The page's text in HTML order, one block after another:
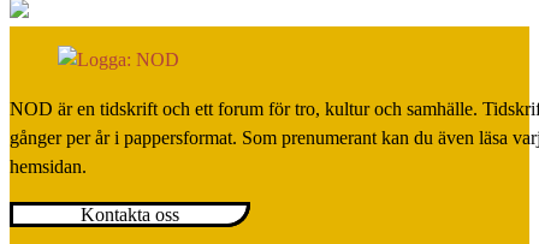
NOD är en tidskrift och ett forum för tro, kultur och samhälle.
gånger per år i pappersformat. Som prenumerant kan du även läsa
hemsidan.
Kontakta oss